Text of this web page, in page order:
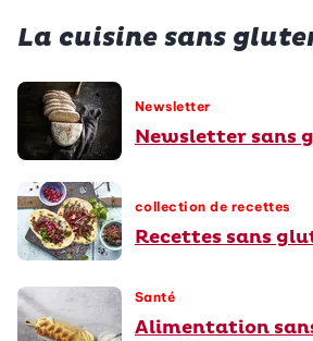
La cuisine sans
Newsletter
Newsletter sans
collection de recettes
Recettes sans
Santé
Alimentation